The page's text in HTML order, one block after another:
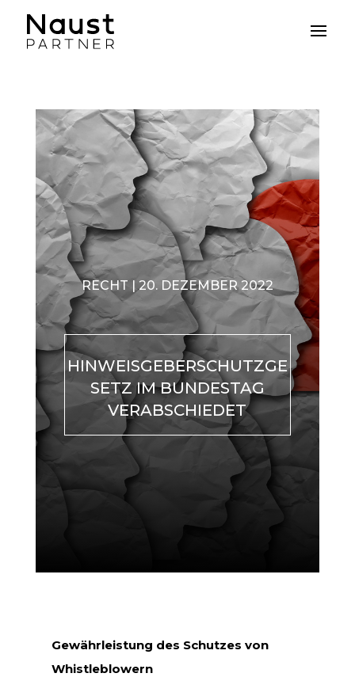
RECHT | 20. DEZEMBER 2022
HINWEISGEBERSCHUTZGE
SETZ IM BUNDESTAG
VERABSCHIEDET
Gewährleistung des Schutzes von
Whistleblowern